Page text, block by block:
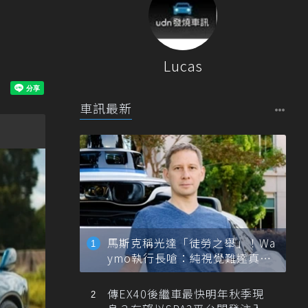
Lucas
車訊最新
馬斯克稱光達「徒勞之舉」！Wa
ymo執行長嗆：純視覺難達真正
自動駕駛
傳EX40後繼車最快明年秋季現